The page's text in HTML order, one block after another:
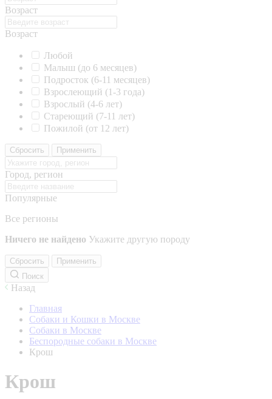
Возраст
Возраст
Любой
Малыш (до 6 месяцев)
Подросток (6-11 месяцев)
Взрослеющий (1-3 года)
Взрослый (4-6 лет)
Стареющий (7-11 лет)
Пожилой (от 12 лет)
Сбросить Применить
Город, регион
Популярные
Все регионы
Ничего не найдено Укажите другую породу
Сбросить
Применить
Поиск
Назад
Главная
Собаки и Кошки в Москве
Собаки в Москве
Беспородные собаки в Москве
Крош
Крош